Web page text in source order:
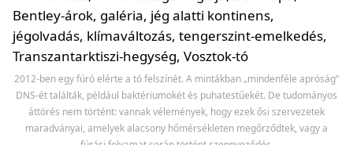
2012-ben egy fúró elérte a tó felszínét. A mintákban „mindenféle apróság”
DNS-ét találták, például baktériumokét és puhatestűekét. De tudományos
áttörés nem történt: vannak vélemények, hogy ezek ősi szervezetek
maradványai, amelyek alacsony hőmérsékleten megőrződtek, vagy a